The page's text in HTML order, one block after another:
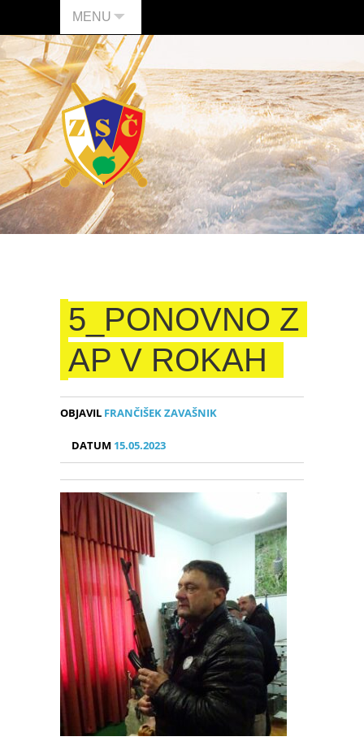
MENU
5_PONOVNO Z
AP V ROKAH
OBJAVIL FRANČIŠEK ZAVAŠNIK
DATUM 15.05.2023